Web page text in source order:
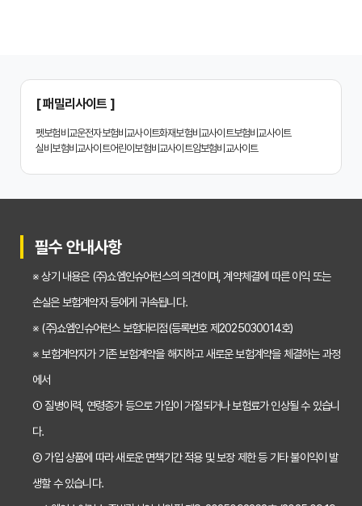
치아보험 비교사이트 똑똑하게 활용하는 3가지 꿀팁
치아보험 비교사이트 선택 전 반드시 알아야 할 5가지 핵심 질문
임플란트, 크라운 치료비 부담? 치아보험 비교사이트 활용법 및 보장꿀팁
2026년 치아보험, 가격 vs 보장! 비교 분석으로 나에게 딱 맞는 보험 찾기
치아보험 비교사이트 활용법: 숨겨진 보장까지 꼼꼼하게 찾는 꿀팁
[ 패밀리사이트 ]
펫보험비교운전자보험비교사이트화재보험비교사이트보험비교사이트
실비보험비교사이트어린이보험비교사이트암보험비교사이트
필수 안내사항
※ 상기 내용은 (주)쇼엠인슈어런스의 의견이며, 계약체결에 따른 이익 또는
손실은 보험계약자 등에게 귀속됩니다.
※ (주)쇼엠인슈어런스 보험대리점(등록번호 제2025030014호)
※ 보험계약자가 기존 보험계약을 해지하고 새로운 보험계약을 체결하는 과정
에서
① 질병이력, 연령증가 등으로 가입이 거절되거나 보험료가 인상될 수 있습니
다.
② 가입 상품에 따라 새로운 면책기간 적용 및 보장 제한 등 기타 불이익이 발
생할 수 있습니다.